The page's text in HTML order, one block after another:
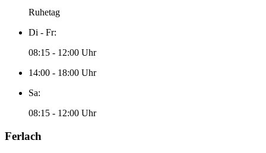
Ruhetag
Di - Fr:
08:15 - 12:00 Uhr
14:00 - 18:00 Uhr
Sa:
08:15 - 12:00 Uhr
Ferlach